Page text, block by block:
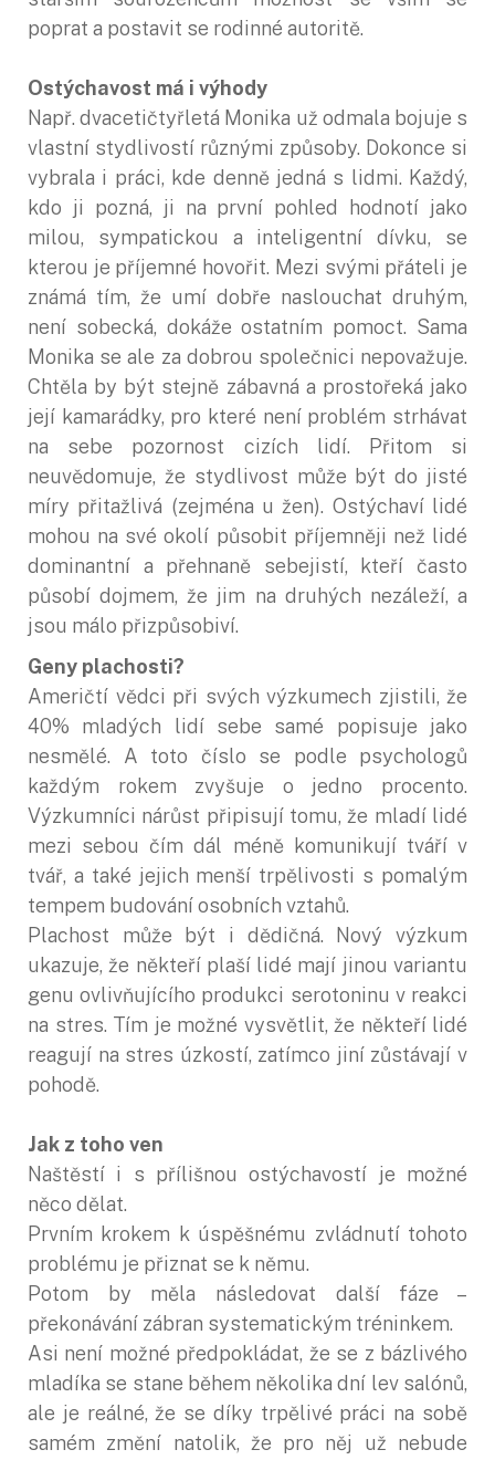
poprat a postavit se rodinné autoritě.
Ostýchavost má i výhody
Např. dvacetičtyřletá Monika už odmala bojuje s
vlastní stydlivostí různými způsoby. Dokonce si
vybrala i práci, kde denně jedná s lidmi. Každý,
kdo ji pozná, ji na první pohled hodnotí jako
milou, sympatickou a inteligentní dívku, se
kterou je příjemné hovořit. Mezi svými přáteli je
známá tím, že umí dobře naslouchat druhým,
není sobecká, dokáže ostatním pomoct. Sama
Monika se ale za dobrou společnici nepovažuje.
Chtěla by být stejně zábavná a prostořeká jako
její kamarádky, pro které není problém strhávat
na sebe pozornost cizích lidí. Přitom si
neuvědomuje, že stydlivost může být do jisté
míry přitažlivá (zejména u žen). Ostýchaví lidé
mohou na své okolí působit příjemněji než lidé
dominantní a přehnaně sebejistí, kteří často
působí dojmem, že jim na druhých nezáleží, a
jsou málo přizpůsobiví.
Geny plachosti?
Američtí vědci při svých výzkumech zjistili, že
40% mladých lidí sebe samé popisuje jako
nesmělé. A toto číslo se podle psychologů
každým rokem zvyšuje o jedno procento.
Výzkumníci nárůst připisují tomu, že mladí lidé
mezi sebou čím dál méně komunikují tváří v
tvář, a také jejich menší trpělivosti s pomalým
tempem budování osobních vztahů.
Plachost může být i dědičná. Nový výzkum
ukazuje, že někteří plaší lidé mají jinou variantu
genu ovlivňujícího produkci serotoninu v reakci
na stres. Tím je možné vysvětlit, že někteří lidé
reagují na stres úzkostí, zatímco jiní zůstávají v
pohodě.
Jak z toho ven
Naštěstí i s přílišnou ostýchavostí je možné
něco dělat.
Prvním krokem k úspěšnému zvládnutí tohoto
problému je přiznat se k němu.
Potom by měla následovat další fáze –
překonávání zábran systematickým tréninkem.
Asi není možné předpokládat, že se z bázlivého
mladíka se stane během několika dní lev salónů,
ale je reálné, že se díky trpělivé práci na sobě
samém změní natolik, že pro něj už nebude